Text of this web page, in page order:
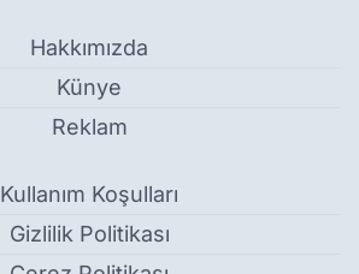
Hakkımızda
Künye
Reklam
Kullanım Koşulları
Gizlilik Politikası